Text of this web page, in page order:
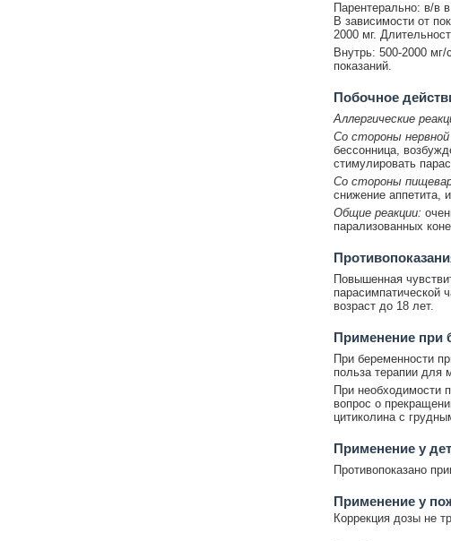
Парентерально: в/в
В зависимости от
2000 мг.
Внутрь: 500-2000 мг/
показаний.
Побочное
Аллергические
Со стороны
бессонница,
стимулировать
Со стороны
снижение аппетита,
Общие реакции:
парализованных
Повышенная
парасимпатической
возраст до 18 лет.
Применение при
При беременности
польза терапии для
При необходимости
вопрос о
цитиколина с
Применение у
Противопоказано
Применение у
Коррекция дозы не